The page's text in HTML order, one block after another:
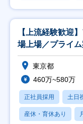
【上流経験歓迎
場上場／プライ
東京都
460万~580万
正社員採用 土日
産休・育休あり